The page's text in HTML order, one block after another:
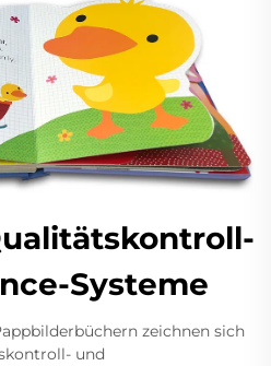
Systeme
zeichnen sich
und